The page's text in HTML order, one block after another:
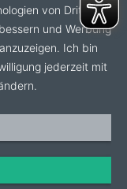
von Dritten,
und Werbung
Ich bin
jederzeit mit